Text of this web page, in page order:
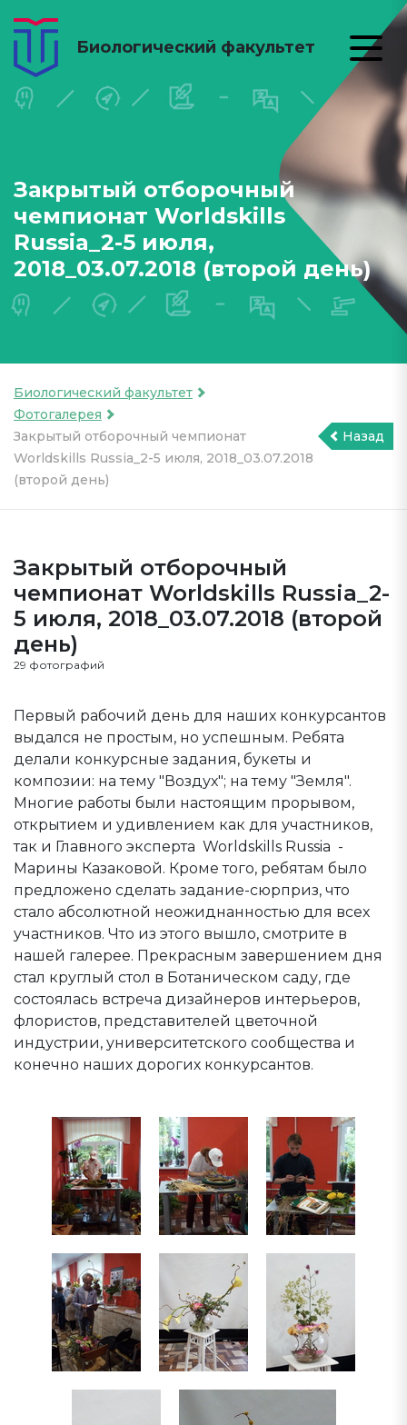
Биологический факультет
Закрытый отборочный
чемпионат Worldskills
Russia_2-5 июля,
2018_03.07.2018 (второй день)
Биологический факультет
Фотогалерея
Закрытый отборочный чемпионат
Worldskills Russia_2-5 июля, 2018_03.07.2018
(второй день)
Назад
Закрытый отборочный
чемпионат Worldskills Russia_2-
5 июля, 2018_03.07.2018 (второй
день)
29 фотографий
Первый рабочий день для наших конкурсантов
выдался не простым, но успешным. Ребята
делали конкурсные задания, букеты и
композии: на тему "Воздух"; на тему "Земля".
Многие работы были настоящим прорывом,
открытием и удивлением как для участников,
так и Главного эксперта Worldskills Russia -
Марины Казаковой. Кроме того, ребятам было
предложено сделать задание-сюрприз, что
стало абсолютной неожиднанностью для всех
участников. Что из этого вышло, смотрите в
нашей галерее. Прекрасным завершением дня
стал круглый стол в Ботаническом саду, где
состоялась встреча дизайнеров интерьеров,
флористов, представителей цветочной
индустрии, университетского сообщества и
конечно наших дорогих конкурсантов.